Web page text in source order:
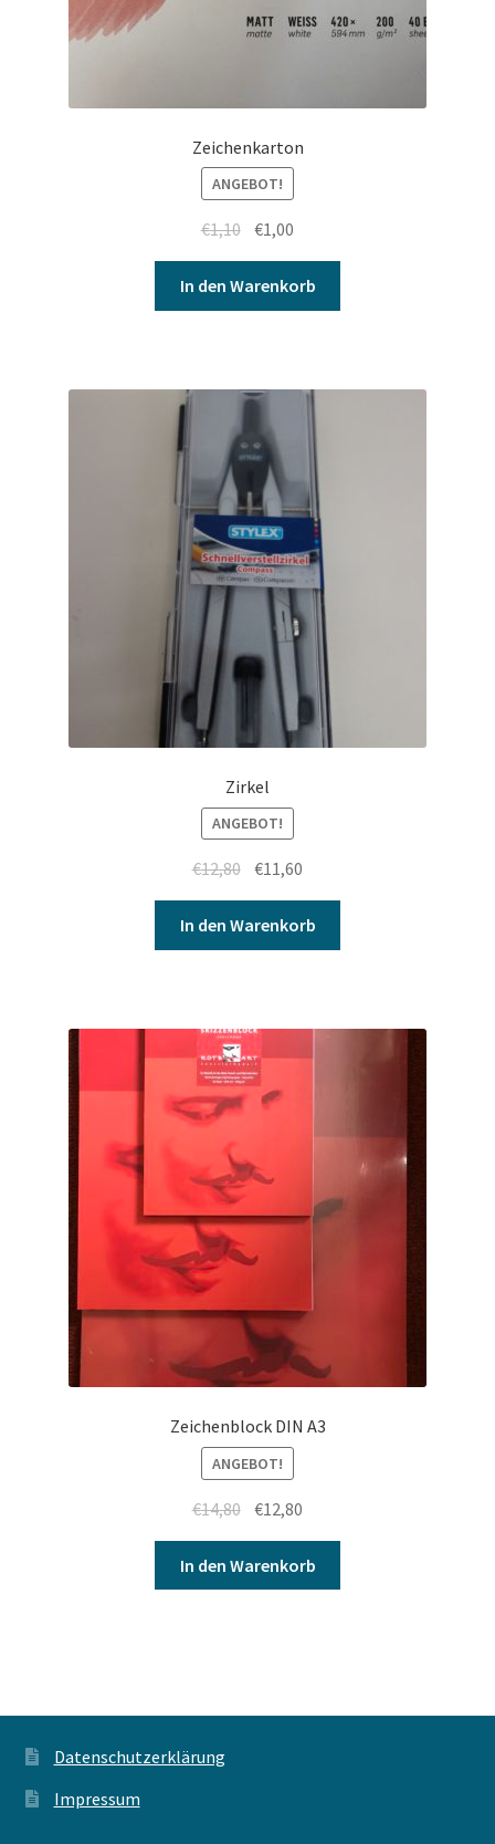
Zeichenkarton
ANGEBOT!
€1,10 €1,00
In den Warenkorb
Zirkel
ANGEBOT!
€12,80 €11,60
In den Warenkorb
Zeichenblock DIN A3
ANGEBOT!
€14,80 €12,80
In den Warenkorb
Datenschutzerklärung
Impressum